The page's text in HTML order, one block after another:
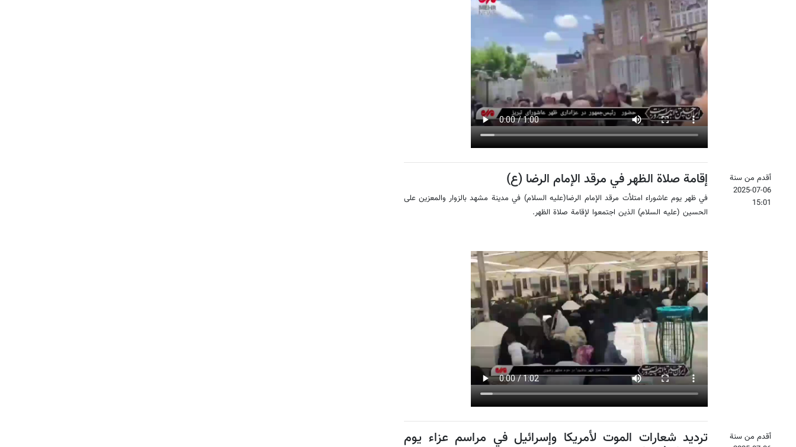
أقدم من سنة
2025-07-06
15:01
إقامة صلاة الظهر في مرقد الإمام الرضا (ع)
في ظهر يوم عاشوراء امتلأت مرقد الإمام الرضا(عليه السلام) في مدينة مشهد بالزوار والمعزين على
الحسين (عليه السلام) الذين اجتمعوا لإقامة صلاة الظهر.
أقدم من سنة
ترديد شعارات الموت لأمريكا وإسرائيل في مراسم عزاء يوم